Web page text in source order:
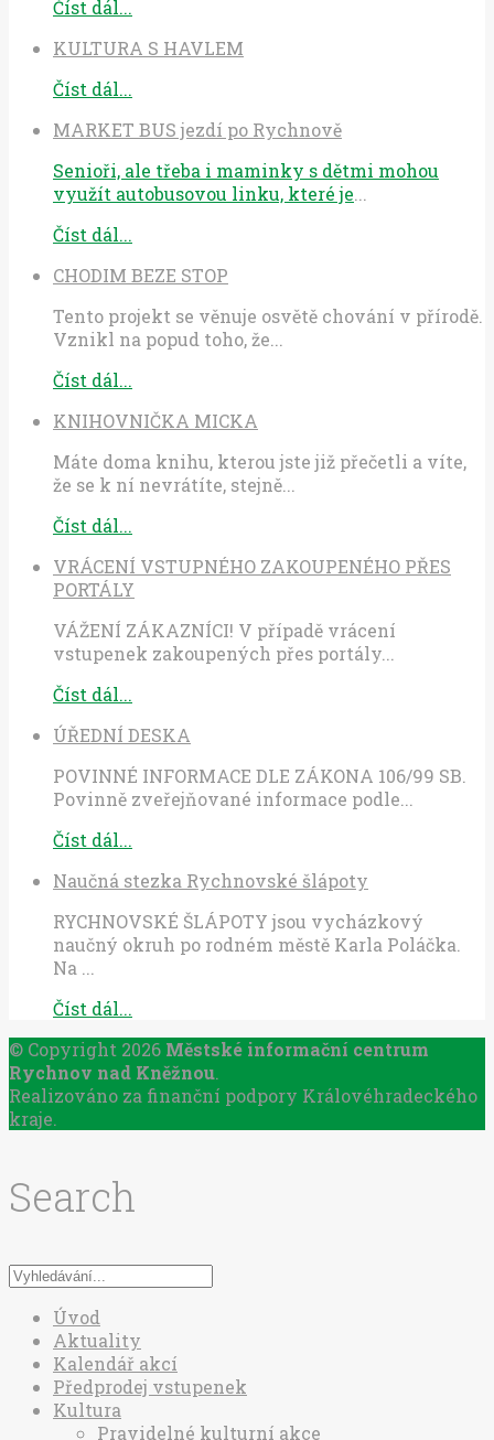
Číst dál...
KULTURA S HAVLEM
Číst dál...
MARKET BUS jezdí po Rychnově
Senioři, ale třeba i maminky s dětmi mohou
využít autobusovou linku, které je...
Číst dál...
CHODIM BEZE STOP
Tento projekt se věnuje osvětě chování v přírodě.
Vznikl na popud toho, že...
Číst dál...
KNIHOVNIČKA MICKA
Máte doma knihu, kterou jste již přečetli a víte,
že se k ní nevrátíte, stejně...
Číst dál...
VRÁCENÍ VSTUPNÉHO ZAKOUPENÉHO PŘES
PORTÁLY
VÁŽENÍ ZÁKAZNÍCI! V případě vrácení
vstupenek zakoupených přes portály...
Číst dál...
ÚŘEDNÍ DESKA
POVINNÉ INFORMACE DLE ZÁKONA 106/99 SB.
Povinně zveřejňované informace podle...
Číst dál...
Naučná stezka Rychnovské šlápoty
RYCHNOVSKÉ ŠLÁPOTY jsou vycházkový
naučný okruh po rodném městě Karla Poláčka.
Na ...
Číst dál...
© Copyright 2026 Městské informační centrum
Rychnov nad Kněžnou.
Realizováno za finanční podpory Královéhradeckého
kraje.
Search
Úvod
Aktuality
Kalendář akcí
Předprodej vstupenek
Kultura
Pravidelné kulturní akce